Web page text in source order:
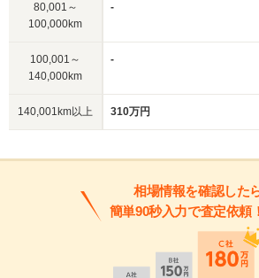
80,001～
100,000km
-
100,001～
140,000km
-
140,001km以上 310万円
相場情報を確認した
簡単90秒入力で査定依頼！